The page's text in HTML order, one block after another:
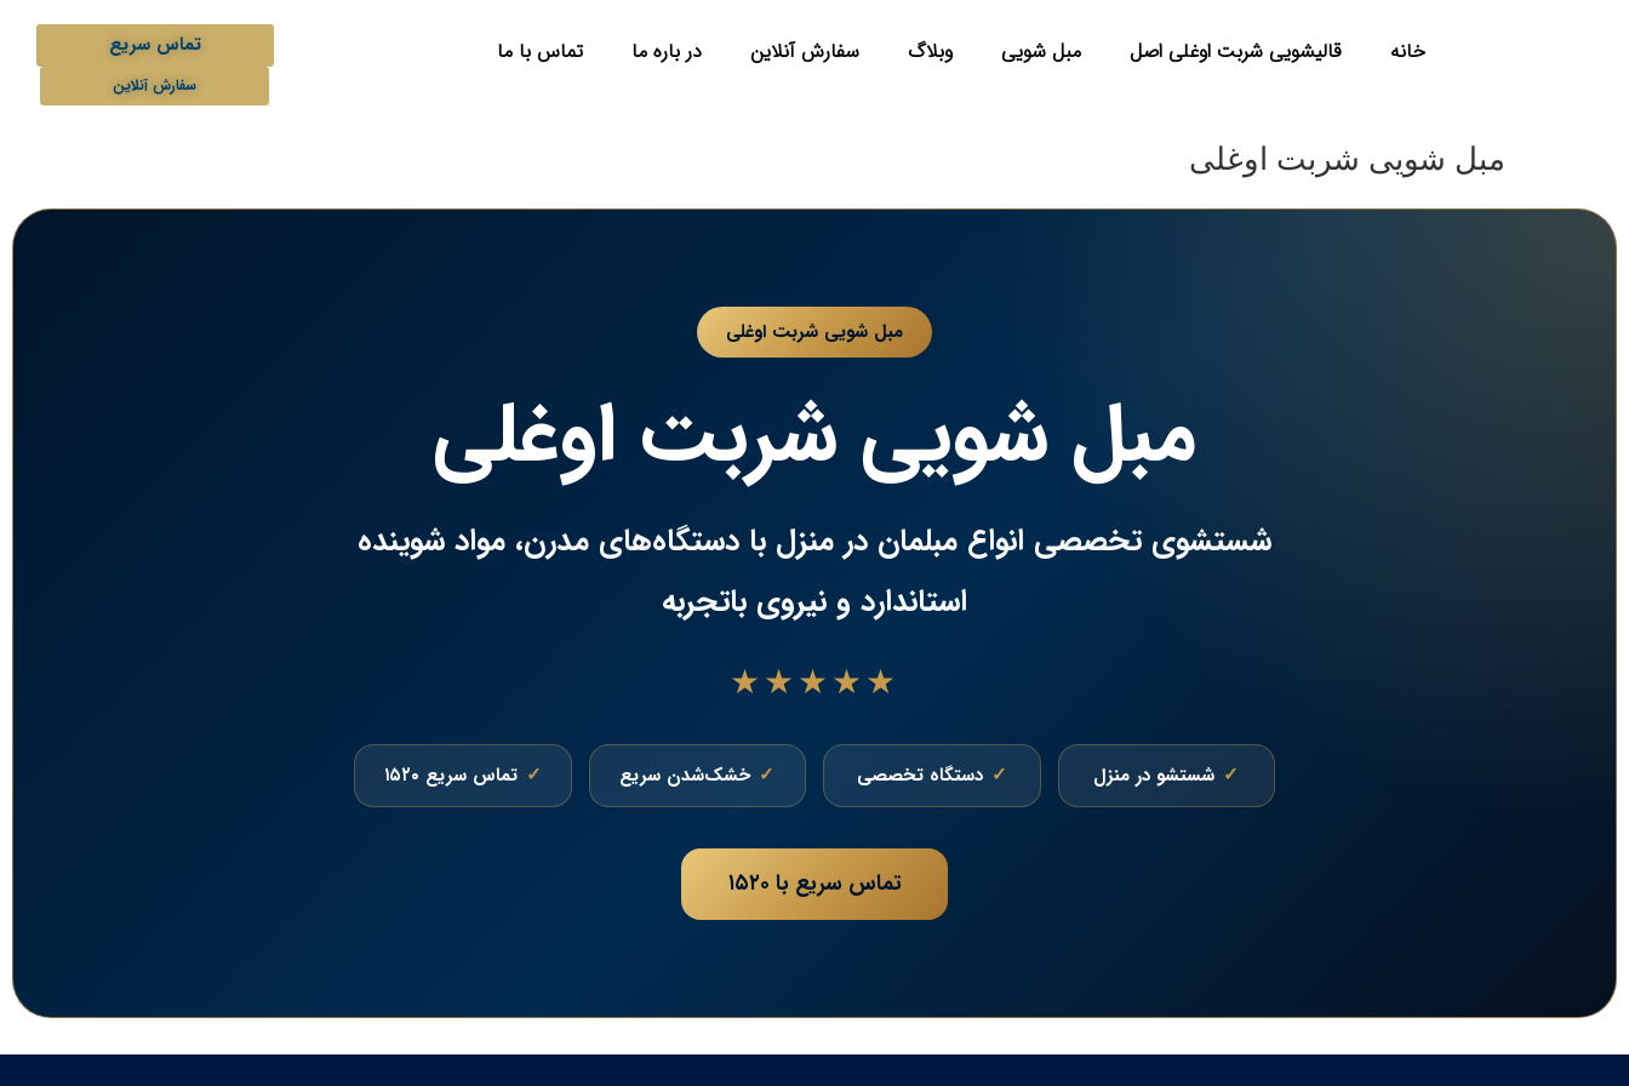
خانه قالیشویی شربت اوغلی اصل مبل شویی وبلاگ سفارش آنلاین در باره ما تماس با ما تماس سریع
سفارش آنلاین
مبل شویی شربت اوغلی
مبل شویی شربت اوغلی
مبل شویی شربت اوغلی
شستشوی تخصصی انواع مبلمان در منزل با دستگاه‌های مدرن، مواد شوینده
استاندارد و نیروی باتجربه
★★★★★
شستشو در منزل دستگاه تخصصی خشک‌شدن سریع تماس سریع ۱۵۲۰
تماس سریع با ۱۵۲۰